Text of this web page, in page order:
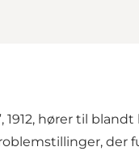
1912, hører til
der